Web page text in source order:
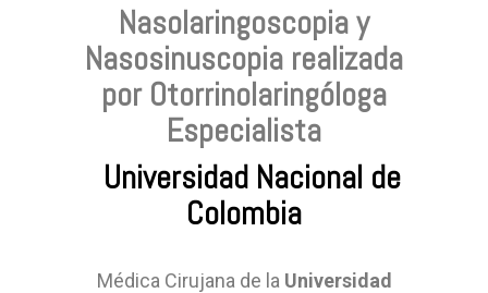
Nasolaringoscopia y
Nasosinuscopia realizada
por Otorrinolaringóloga
Especialista
Universidad Nacional de
Colombia
Médica Cirujana de la Universidad